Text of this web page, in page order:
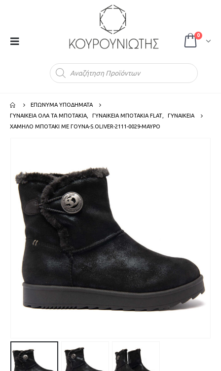
0
ΕΠΩΝΥΜΑ ΥΠΟΔΗΜΑΤΑ
ΓΥΝΑΙΚΕΙΑ ΟΛΑ ΤΑ ΜΠΟΤΑΚΙΑ
ΓΥΝΑΙΚΕΙΑ ΜΠΟΤΑΚΙΑ FLAT
ΓΥΝΑΙΚΕΙΑ
ΧΑΜΗΛΟ ΜΠΟΤΑΚΙ ΜΕ ΓΟΥΝΑ-S.OLIVER-2111-0029-ΜΑΥΡΟ